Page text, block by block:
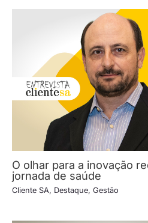
O olhar para a inovação
jornada de saúde
Cliente SA, Destaque, Gestão